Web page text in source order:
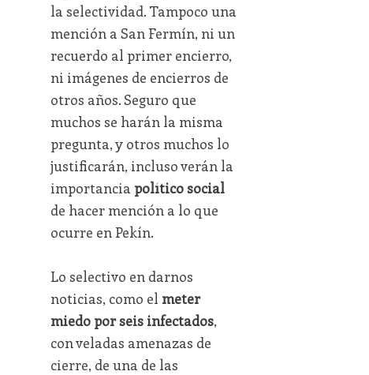
la selectividad. Tampoco una
mención a San Fermín, ni un
recuerdo al primer encierro,
ni imágenes de encierros de
otros años. Seguro que
muchos se harán la misma
pregunta, y otros muchos lo
justificarán, incluso verán la
importancia político social
de hacer mención a lo que
ocurre en Pekín.
Lo selectivo en darnos
noticias, como el meter
miedo por seis infectados,
con veladas amenazas de
cierre, de una de las